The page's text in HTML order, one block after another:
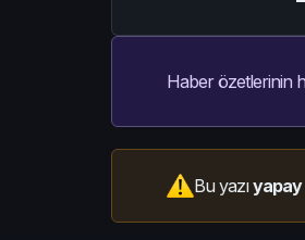
Haber özetlerinin
Bu yazıyapay